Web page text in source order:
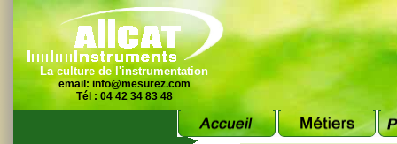
La culture de l'instrumentation
email: info@mesurez.com
Tél : 04 42 34 83 48